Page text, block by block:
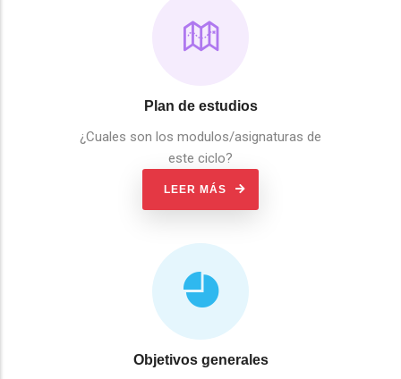
Plan de estudios
¿Cuales son los modulos/asignaturas de
este ciclo?
LEER MÁS
Objetivos generales